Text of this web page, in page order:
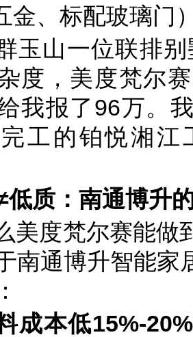
金、标配玻璃门
玉山一位联排
度，美度梵尔
我报了96万。
工的铂悦湘江
低质：南通博升
美度梵尔赛能做
南通博升智能家
：
成本低15%-20%